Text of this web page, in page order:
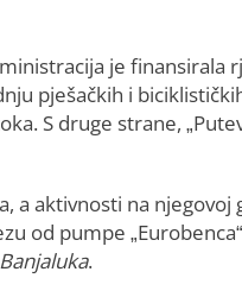
je finansirala
pješačkih i
S druge strane,
a aktivnosti na njegovoj
od pumpe
.